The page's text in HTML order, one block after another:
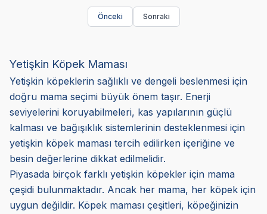
Önceki Sonraki
Yetişkin Köpek Maması
Yetişkin köpeklerin sağlıklı ve dengeli beslenmesi için
doğru mama seçimi büyük önem taşır. Enerji
seviyelerini koruyabilmeleri, kas yapılarının güçlü
kalması ve bağışıklık sistemlerinin desteklenmesi için
yetişkin köpek maması tercih edilirken içeriğine ve
besin değerlerine dikkat edilmelidir.
Piyasada birçok farklı yetişkin köpekler için mama
çeşidi bulunmaktadır. Ancak her mama, her köpek için
uygun değildir. Köpek maması çeşitleri, köpeğinizin